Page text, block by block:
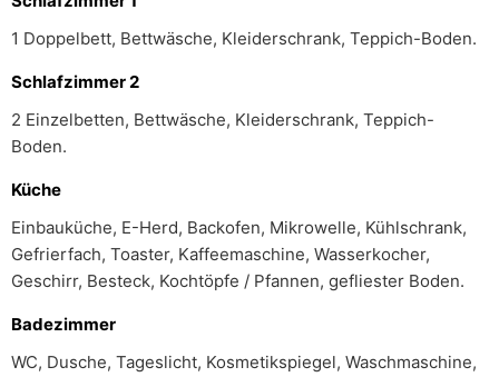
1 Doppelbett, Bettwäsche, Kleiderschrank, Teppich-Boden.
Schlafzimmer 2
2 Einzelbetten, Bettwäsche, Kleiderschrank, Teppich-
Boden.
Küche
Einbauküche, E-Herd, Backofen, Mikrowelle, Kühlschrank,
Gefrierfach, Toaster, Kaffeemaschine, Wasserkocher,
Geschirr, Besteck, Kochtöpfe / Pfannen, gefliester Boden.
Badezimmer
WC, Dusche, Tageslicht, Kosmetikspiegel, Waschmaschine,